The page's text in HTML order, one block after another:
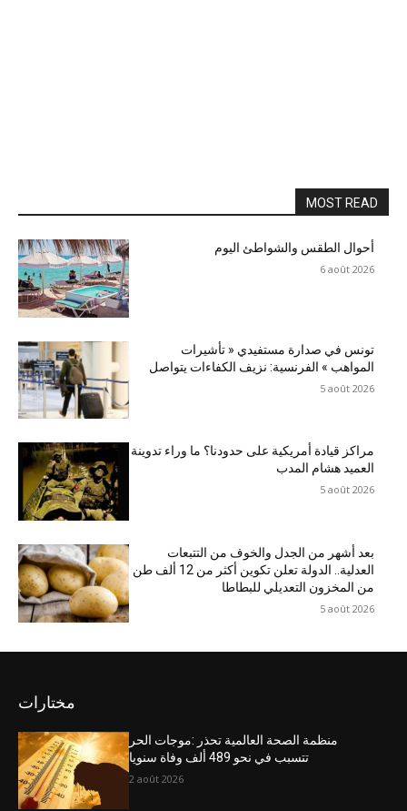
MOST READ
أحوال الطقس والشواطئ اليوم
6 août 2026
تونس في صدارة مستفيدي « تأشيرات
المواهب » الفرنسية: نزيف الكفاءات يتواصل
5 août 2026
مراكز قيادة أمريكية على حدودنا؟ ما وراء تدوينة
العميد هشام المدب
5 août 2026
بعد أشهر من الجدل والخوف من التتبعات
العدلية.. الدولة تعلن تكوين أكثر من 12 ألف طن
من المخزون التعديلي للبطاطا
5 août 2026
مختارات
منظمة الصحة العالمية تحذر :موجات الحر
تتسبب في نحو 489 ألف وفاة سنويا
2 août 2026